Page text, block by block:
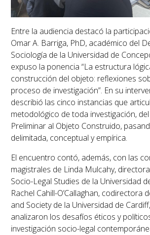
Entre la audiencia destacó la
Omar A. Barriga, PhD, académico del
Sociología de la Universidad de
expuso la ponencia“La estructura
construcción del objeto: reflexiones
proceso de investigación”. En su
describió las cinco instancias que
metodológico de toda investigación, del
Preliminar al Objeto Construido,
delimitada, conceptual y empírica.
El encuentro contó, además, con las
magistrales de Linda Mulcahy,
Socio-Legal Studies de la Universidad
Rachel Cahill-O’Callaghan, codirectora
and Societyde la Universidad de
analizaron los desafíos éticos y
investigación socio-legal